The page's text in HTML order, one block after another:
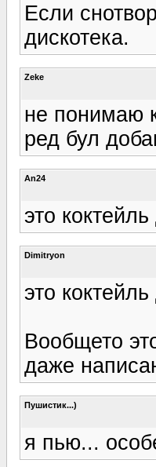
Если
дискотека.
Zeke
не понимаю
ред бул
An24
это
Dimitryon
это
Вообщето
даже
Пушистик...)
я пью...